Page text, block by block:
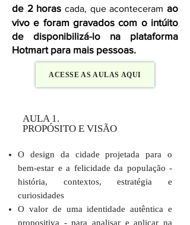
de 2 horas cada, que aconteceram ao
vivo e foram gravados com o intúito
de disponibilizá-lo na plataforma
Hotmart para mais pessoas.
ACESSE AS AULAS AQUI
AULA 1.
PROPÓSITO E VISÃO
O design da cidade projetada para o
bem-estar e a felicidade da população -
história, contextos, estratégia e
curiosidades
O valor de uma identidade autêntica e
propositiva - para analisar e aplicar na